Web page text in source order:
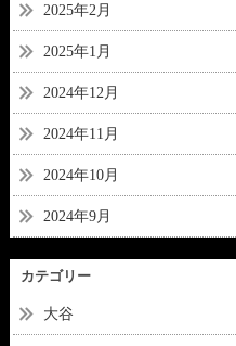
2025年2月
2025年1月
2024年12月
2024年11月
2024年10月
2024年9月
カテゴリー
大谷